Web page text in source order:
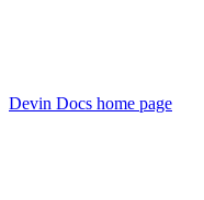
Devin Docs home page